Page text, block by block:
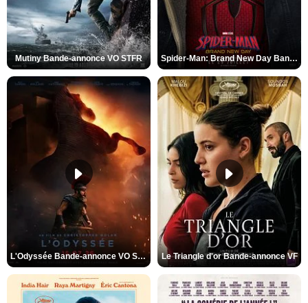
Mutiny Bande-annonce VO STFR Spider-Man: Brand New Day Bande-annonce VO STFR
L'Odyssée Bande-annonce VO STFR Le Triangle d'or Bande-annonce VF